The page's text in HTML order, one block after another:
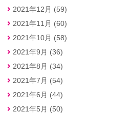
2021年12月 (59)
2021年11月 (60)
2021年10月 (58)
2021年9月 (36)
2021年8月 (34)
2021年7月 (54)
2021年6月 (44)
2021年5月 (50)